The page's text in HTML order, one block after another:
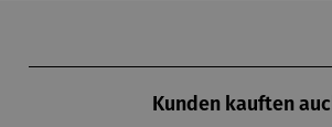
Kunden kauften